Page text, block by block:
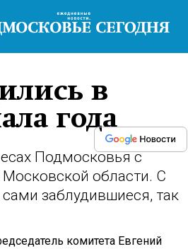
в
года
Подмосковья с
Московской области. С
заблудившиеся, так
комитета Евгений